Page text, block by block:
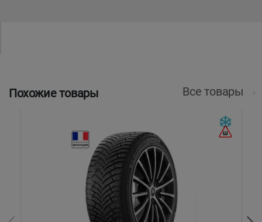
Похожие товары Все товары